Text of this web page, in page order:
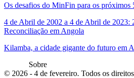
Os desafios do MinFin para os próximos
4 de Abril de 2002 a 4 de Abril de 2023:
Reconciliação em Angola
Kilamba, a cidade gigante do futuro em
Sobre
© 2026 - 4 de fevereiro. Todos os